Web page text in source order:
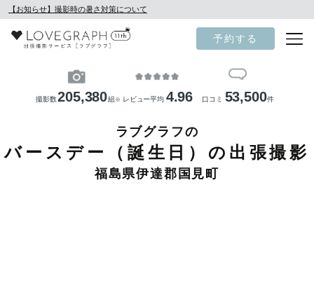
【お知らせ】撮影時の暑さ対策について
予約する
撮影数205,380組 ※ レビュー平均 4.96 口コミ 53,500件
ラブグラフの
バースデー（誕生日）の出張撮影
福島県伊達郡国見町